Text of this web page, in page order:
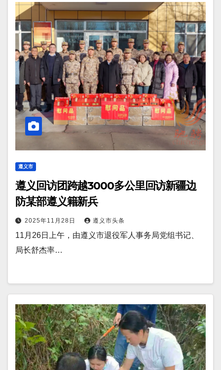
遵义市
遵义回访团跨越3000多公里回访新疆边
防某部遵义籍新兵
2025年11月28日 遵义市头条
11月26日上午，由遵义市退役军人事务局党组书记、
局长舒杰率…